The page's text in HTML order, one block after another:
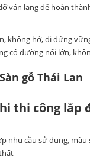
ván lạng để hoàn
không hở, đi đứng
có đường nối lớn,
Sàn gỗ Thái Lan
thi công lắp
nhu cầu sử dụng, màu